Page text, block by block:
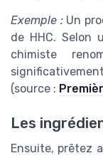
Exemple :Un
de HHC. Selon
chimiste
(source :
Les
Ensuite, prêtez